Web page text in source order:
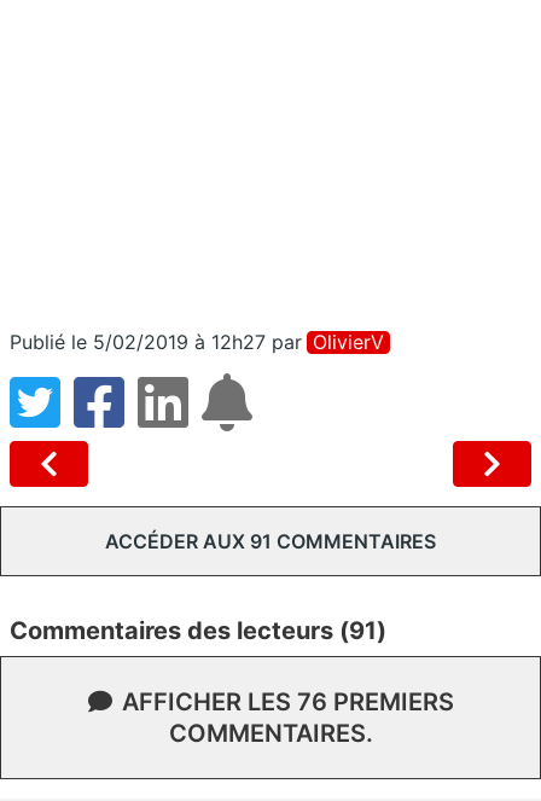
Publié le 5/02/2019 à 12h27 par OlivierV
ACCÉDER AUX 91 COMMENTAIRES
Commentaires des lecteurs (91)
AFFICHER LES 76 PREMIERS
COMMENTAIRES.